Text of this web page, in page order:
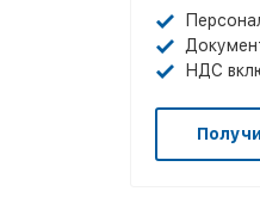
НДС